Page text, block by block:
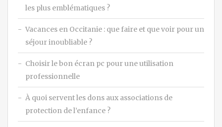
les plus emblématiques ?
Vacances en Occitanie : que faire et que voir pour un
séjour inoubliable ?
Choisir le bon écran pc pour une utilisation
professionnelle
À quoi servent les dons aux associations de
protection de l’enfance ?